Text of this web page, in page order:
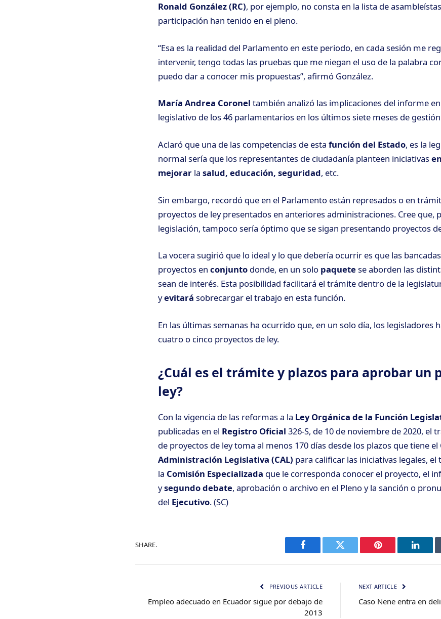
Ronald González (RC), por ejemplo, no consta en la lista de
participación han tenido en el pleno.
“Esa es la realidad del Parlamento en este periodo, en cada sesión me
intervenir, tengo todas las pruebas que me niegan el uso de la palabra
puedo dar a conocer mis propuestas”, afirmó González.
María Andrea Coronel también analizó las implicaciones del informe
legislativo de los 46 parlamentarios en los últimos siete meses de
Aclaró que una de las competencias de esta función del Estado, es la
normal sería que los representantes de ciudadanía planteen iniciativas
mejorar la salud, educación, seguridad, etc.
Sin embargo, recordó que en el Parlamento están represados o en
proyectos de ley presentados en anteriores administraciones. Cree que,
legislación, tampoco sería óptimo que se sigan presentando proyectos
La vocera sugirió que lo ideal y lo que debería ocurrir es que las
proyectos en conjunto donde, en un solo paquetese aborden las
sean de interés. Esta posibilidad facilitará el trámite dentro de la
yevitará sobrecargar el trabajo en esta función.
En las últimas semanas ha ocurrido que, en un solo día, los legisladores
cuatro o cinco proyectos de ley.
¿Cuál es el trámite y plazos para aprobar un
ley?
Con la vigencia de las reformas a la Ley Orgánica de la Función
publicadas en el Registro Oficial 326-S, de 10 de noviembre de 2020, el
de proyectos de ley toma al menos 170 días desde los plazos que tiene el
Administración Legislativa (CAL) para calificar las iniciativas legales, el
la Comisión Especializada que le corresponda conocer el proyecto, el
ysegundo debate, aprobación o archivo en el Pleno y la sanción o
del Ejecutivo. (SC)
SHARE.
Facebook Twitter Pinterest
PREVIOUS ARTICLE
Empleo adecuado en Ecuador sigue por debajo de
2013
NEXT ARTICLE
Caso Nene entra en